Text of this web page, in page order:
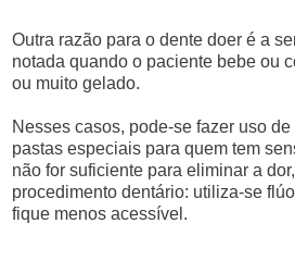
Outra razão para o dente doer é a
notada quando o paciente bebe ou
ou muito gelado.
Nesses casos, pode-se fazer uso
pastas especiais para quem tem
não for suficiente para eliminar a
procedimento dentário: utiliza-se
fique menos acessível.